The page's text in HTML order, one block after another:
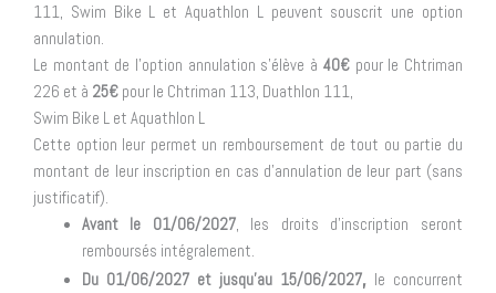
111, Swim Bike L et Aquathlon L peuvent souscrit une option
annulation.
Le montant de l’option annulation s’élève à 40€pour le Chtriman
226 et à 25€ pour le Chtriman 113, Duathlon 111,
Swim Bike L et Aquathlon L
Cette option leur permet un remboursement de tout ou partie du
montant de leur inscription en cas d’annulation de leur part (sans
justificatif).
Avant le 01/06/2027, les droits d’inscription seront
remboursés intégralement.
Du 01/06/2027 et jusqu’au 15/06/2027,le concurrent